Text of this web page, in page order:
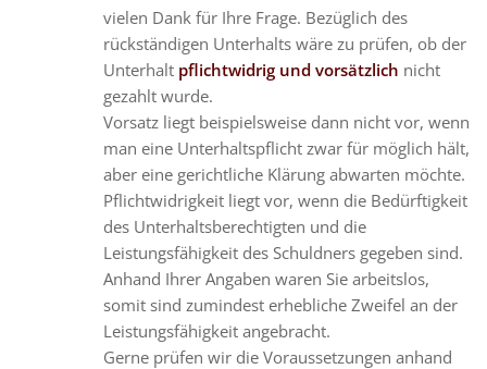
vielen Dank für Ihre Frage. Bezüglich des
rückständigen Unterhalts wäre zu prüfen, ob der
Unterhalt pflichtwidrig und vorsätzlich nicht
gezahlt wurde.
Vorsatz liegt beispielsweise dann nicht vor, wenn
man eine Unterhaltspflicht zwar für möglich hält,
aber eine gerichtliche Klärung abwarten möchte.
Pflichtwidrigkeit liegt vor, wenn die Bedürftigkeit
des Unterhaltsberechtigten und die
Leistungsfähigkeit des Schuldners gegeben sind.
Anhand Ihrer Angaben waren Sie arbeitslos,
somit sind zumindest erhebliche Zweifel an der
Leistungsfähigkeit angebracht.
Gerne prüfen wir die Voraussetzungen anhand